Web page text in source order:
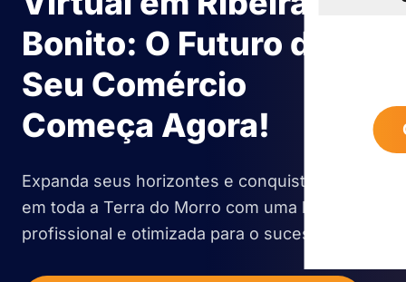
Bonito: O Futuro do
Seu Comércio
Começa Agora!
Expanda seus horizontes e conquiste clientes
em toda a Terra do Morro com uma loja virtual
profissional e otimizada para o sucesso.